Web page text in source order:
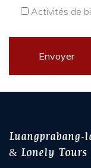
Activités de
Luangprabang-
& Lonely Tours